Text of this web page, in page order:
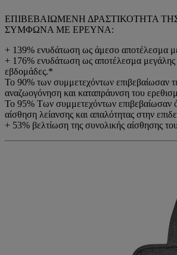
ΕΠΙΒΕΒΑΙΩΜΕΝΗ ΔΡΑΣΤΙΚΟΤΗΤΑ
ΣΥΜΦΩΝΑ ΜΕ ΕΡΕΥΝΑ:
+ 139% ενυδάτωση ως άμεσο αποτέλεσμα
+ 176% ενυδάτωση ως αποτέλεσμα μεγάλης
εβδομάδες.*
Το 90% των συμμετεχόντων επιβεβαίωσαν
αναζωογόνηση και καταπράυνση του
Το 95% Των συμμετεχόντων επιβεβαίωσαν
αίσθηση λείανσης και απαλότητας στην
+ 53% βελτίωση της συνολικής αίσθησης